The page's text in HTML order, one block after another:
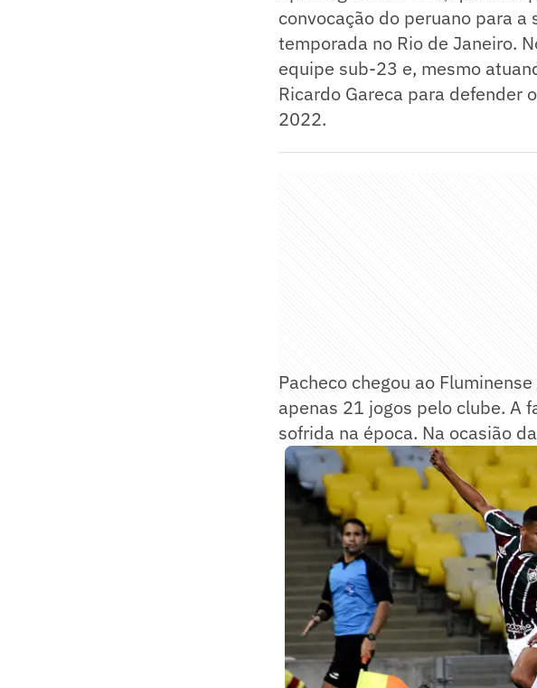
convocação do peruano para
temporada no Rio de Janeiro.
equipe sub-23 e, mesmo
Ricardo Gareca para defender
2022.
Pacheco chegou ao
apenas 21 jogos pelo clube. A
sofrida na época. Na ocasião